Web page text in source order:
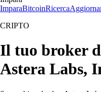
ImparaBitcoinRicerca
CRIPTO
Il tuo broker
Astera Labs,